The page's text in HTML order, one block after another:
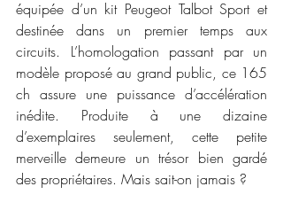
équipée d’un kit Peugeot Talbot Sport et
destinée dans un premier temps aux
circuits. L’homologation passant par un
modèle proposé au grand public, ce 165
ch assure une puissance d’accélération
inédite. Produite à une dizaine
d’exemplaires seulement, cette petite
merveille demeure un trésor bien gardé
des propriétaires. Mais sait-on jamais ?